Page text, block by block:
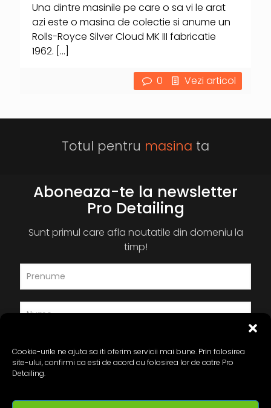
Cookie-urile ne ajuta sa iti oferim servicii mai bune. Prin folosirea
site-ului, confirmi ca esti de acord cu folosirea lor de catre Pro
Detailing.
Una dintre masinile pe care o sa vi le arat
azi este o masina de colectie si anume un
Rolls-Royce Silver Cloud MK III fabricatie
1962. […]
0 Vezi articol
Totul pentru masina ta
Aboneaza-te la newsletter
Pro Detailing
Sunt primul care afla noutatile din domeniu la
timp!